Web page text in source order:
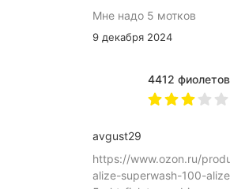
Мне надо 5 мотков
9 декабря 2024
avgust29
https://www.ozon.ru/
alize-superwash-100-